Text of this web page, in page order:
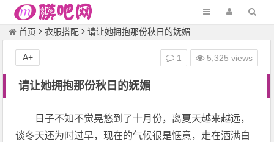
首页 衣服搭配 请让她拥抱那份秋日的妩媚
请让她拥抱那份秋日的妩媚
1 5,325 views
A+
日子不知不觉晃悠到了十月份，离夏天越来越远，
谈冬天还为时过早，现在的气候很是惬意，走在洒满白